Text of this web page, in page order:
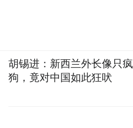
胡锡进：新西兰外长像只疯
狗，竟对中国如此狂吠